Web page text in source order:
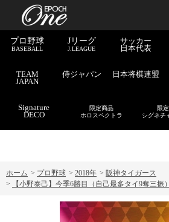
プロ野球
BASEBALL
Jリーグ
J.LEAGUE
サッカー
日本代表
TEAM
JAPAN
侍ジャパン 日本将棋連盟
Signature
DECO
限定商品
ホロスペクトラ
限
シグネチ
ホーム > プロ野球 > 2018年 > 阪神タイガース
>
【小野泰己】今季6勝目（自己最多タイ9奪三振